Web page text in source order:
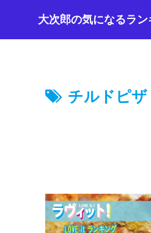
大次郎の気になるラン
チルドピザ